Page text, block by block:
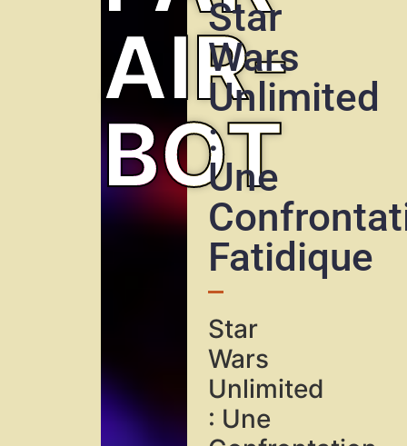
AIR-
BOT
Star
Wars
Unlimited
:
Une
Fatidique
Star
Wars
Unlimited
: Une